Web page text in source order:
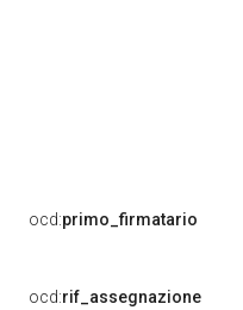
ocd:primo_firmatario
ocd:rif_assegnazione